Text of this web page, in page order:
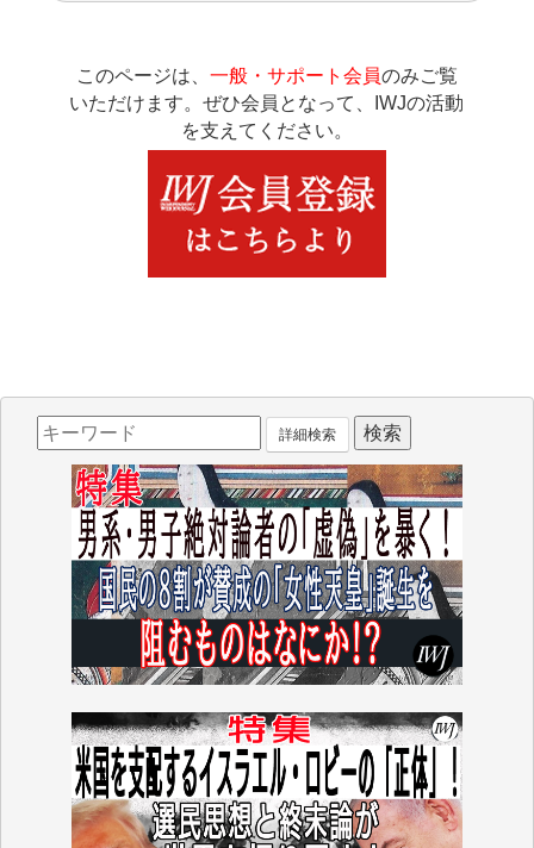
このページは、 一般・サポート会員のみご覧
いただけます。ぜひ会員となって、IWJの活動
を支えてください。
詳細検索